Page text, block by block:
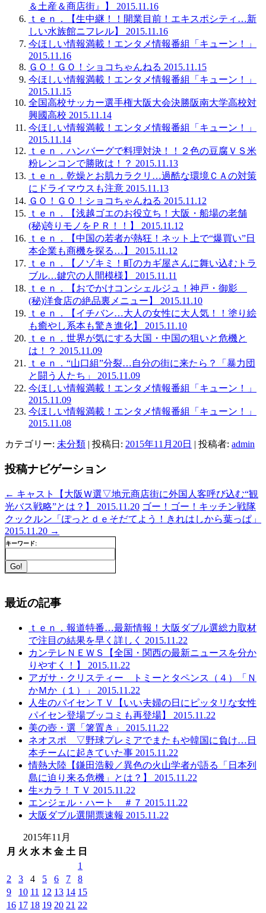
＆土産＆商店街』】 2015.11.16
ｔｅｎ．【生中継！！開業目前！エキスポシティ…新
しい水族館ニフレル】 2015.11.16
今ほしい情報満載！エンタメ情報番組「キューン！」
2015.11.16
ＧＯ！ＧＯ！ショコちゃんねる 2015.11.15
今ほしい情報満載！エンタメ情報番組「キューン！」
2015.11.15
全国高校サッカー選手権大阪大会決勝阪南大学高校対
興國高校 2015.11.14
今ほしい情報満載！エンタメ情報番組「キューン！」
2015.11.14
ｔｅｎ．ハンバーグで料理対決！！２色の豆腐ＶＳ米
粉レンコンで勝敗は！？ 2015.11.13
ｔｅｎ．乾燥とお肌カラクリ…過酷な環境ＣＡの対策
にドライマウスも注意 2015.11.13
ＧＯ！ＧＯ！ショコちゃんねる 2015.11.12
ｔｅｎ．【浅越ゴエのお役立ち！大阪・船場の老舗
(秘)誇りモノをＰＲ！！】 2015.11.12
ｔｅｎ．【中国の若者が熱狂！ネット上で“爆買い”日
本企業も商機を探る…】 2015.11.12
ｔｅｎ．【ノゾキミ！町のカギ屋さんに舞い込むトラ
ブル…鍵穴の人間模様】 2015.11.11
ｔｅｎ．【おでかけコンシェルジュ！神戸・御影
(秘)洋食店の絶品裏メニュー】 2015.11.10
ｔｅｎ．【イチバン…大人の女性に大人気！！塗り絵
も癒やし系本も驚き進化】 2015.11.10
ｔｅｎ．世界が気にする大国・中国の狙いと危機と
は！？ 2015.11.09
ｔｅｎ．“山口組”分裂…自分の街に来たら？「暴力団
と闘う人たち」 2015.11.09
今ほしい情報満載！エンタメ情報番組「キューン！」
2015.11.09
今ほしい情報満載！エンタメ情報番組「キューン！」
2015.11.08
カテゴリー: 未分類 | 投稿日: 2015年11月20日 | 投稿者: admin
投稿ナビゲーション
← キャスト【大阪Ｗ選▽地元商店街に外国人客呼び込む“観
光バス戦略”とは？】 2015.11.20 ゴー！ゴー！キッチン戦隊
クックルン「ぽっとｄｅそだてよう！きれはしから葉っぱ」
2015.11.20 →
キーワード:
最近の記事
ｔｅｎ．報道特番…最新情報！大阪ダブル選総力取材
で注目の結果を早く詳しく 2015.11.22
カンテレＮＥＷＳ【全国・関西の最新ニュースを分か
りやすく！】 2015.11.22
アガサ・クリスティー トミーとタペンス（４）「Ｎ
かＭか（１）」 2015.11.22
人生のパイセンＴＶ【いい夫婦の日にピッタリな女性
パイセン登場ブッコミも再登場】 2015.11.22
美の壺・選「箸置き」 2015.11.22
ネオスポ ▽野球プレミアでまたもや韓国に負け…日
本チームに起きていた事 2015.11.22
情熱大陸【鎌田浩毅／異色の火山学者が語る「日本列
島に迫り来る危機」とは？】 2015.11.22
生×カラ！ＴＶ 2015.11.22
エンジェル・ハート ＃７ 2015.11.22
大阪ダブル選開票速報 2015.11.22
2015年11月
月 火 水 木 金 土 日
1
2
3 4 5 6 7
8
9
10 11 12 13 14 15
16 17 18 19 20 21 22